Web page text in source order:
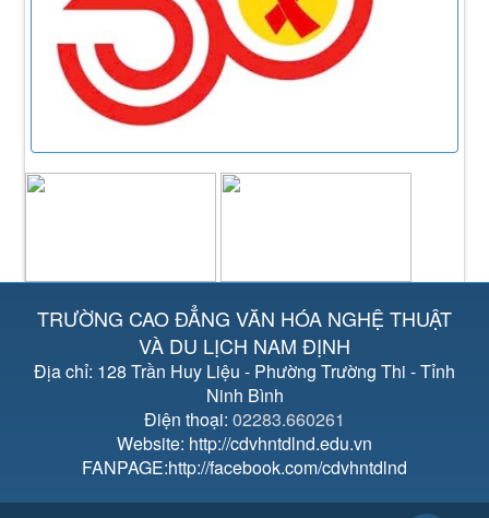
TRƯỜNG CAO ĐẲNG VĂN HÓA NGHỆ THUẬT
VÀ DU LỊCH NAM ĐỊNH
Địa chỉ: 128 Trần Huy Liệu - Phường Trường Thi - Tỉnh
Ninh Bình
Điện thoại: 02283.660261
Website: http://cdvhntdlnd.edu.vn
FANPAGE:http://facebook.com/cdvhntdlnd